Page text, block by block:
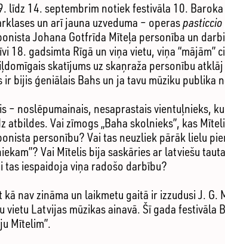
līdz 14. septembrim notiek festivāla 10.
un arī jauna uzveduma – operaspasticcio
Johana Gotfrīda Mīteļa personība un
18. gadsimta Rīgā un viņa vietu, viņa “mājām”
skatījums uz skaņraža personību
bijis ģeniālais Bahs un ja tavu mūziku publika
– noslēpumainais, nesaprastais vientuļnieks,
atbildes. Vai zīmogs „Baha skolnieks”, kas
personību? Vai tas neuzliek pārāk lielu
Vai Mītelis bija saskāries ar latviešu
tas iespaidoja viņa radošo darbību?
kā nav zināma un laikmetu gaitā ir izzudusi J.
vietu Latvijas mūzikas ainavā. Šī gada festivāla
Mītelim”.